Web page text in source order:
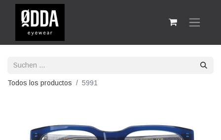
Todos los productos 5991